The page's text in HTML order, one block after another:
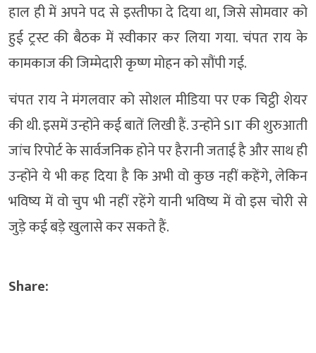
हाल ही में अपने पद से इस्तीफा दे दिया था, जिसे सोमवार को
हुई ट्रस्ट की बैठक में स्वीकार कर लिया गया. चंपत राय के
कामकाज की जिम्मेदारी कृष्ण मोहन को सौंपी गई.
चंपत राय ने मंगलवार को सोशल मीडिया पर एक चिट्ठी शेयर
की थी. इसमें उन्होंने कई बातें लिखी हैं. उन्होंने SIT की शुरुआती
जांच रिपोर्ट के सार्वजनिक होने पर हैरानी जताई है और साथ ही
उन्होंने ये भी कह दिया है कि अभी वो कुछ नहीं कहेंगे, लेकिन
भविष्य में वो चुप भी नहीं रहेंगे यानी भविष्य में वो इस चोरी से
जुड़े कई बड़े खुलासे कर सकते हैं.
Share: